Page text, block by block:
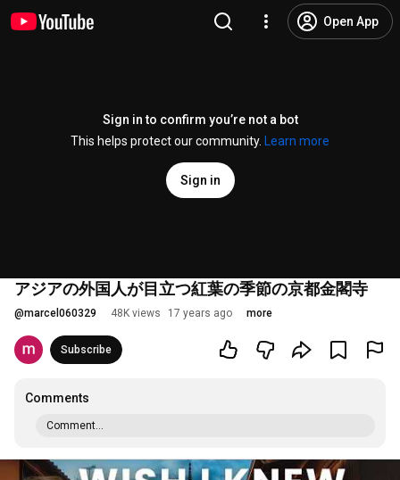
Open App
Sign in to confirm you’re not a bot
This helps protect our community.
Learn more
Sign in
アジアの外国人が目立つ紅葉の季節の京都金閣寺
@marcel060329 48K views 17 years ago more
Subscribe
Comments
Comment...